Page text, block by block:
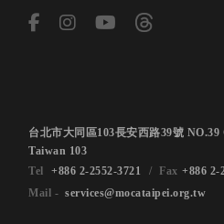
台北市大同區103長安西路39號
Taiwan 103
+886 2-2552-3721
+886 2-
services@mocataipei.org.tw